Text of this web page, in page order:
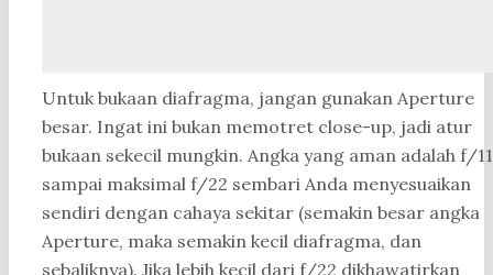
Untuk bukaan diafragma, jangan gunakan Aperture
besar. Ingat ini bukan memotret close-up, jadi atur
bukaan sekecil mungkin. Angka yang aman adalah f/11
sampai maksimal f/22 sembari Anda menyesuaikan
sendiri dengan cahaya sekitar (semakin besar angka
Aperture, maka semakin kecil diafragma, dan
sebaliknya). Jika lebih kecil dari f/22 dikhawatirkan